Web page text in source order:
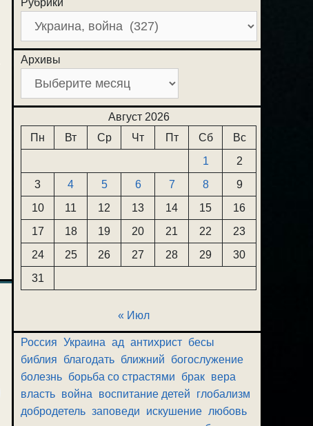
Рубрики
Архивы
Август 2026
Пн
Вт Ср Чт Пт Сб
Вс
1
2
3
4 5 6 7 8
9
10
11 12 13 14 15
16
17
18 19 20 21 22
23
24
25 26 27 28 29
30
31
« Июл
Россия Украина ад антихрист бесы
библия
благодать ближний
богослужение
болезнь борьба со страстями брак вера
власть война воспитание детей
глобализм
добродетель заповеди искушение любовь